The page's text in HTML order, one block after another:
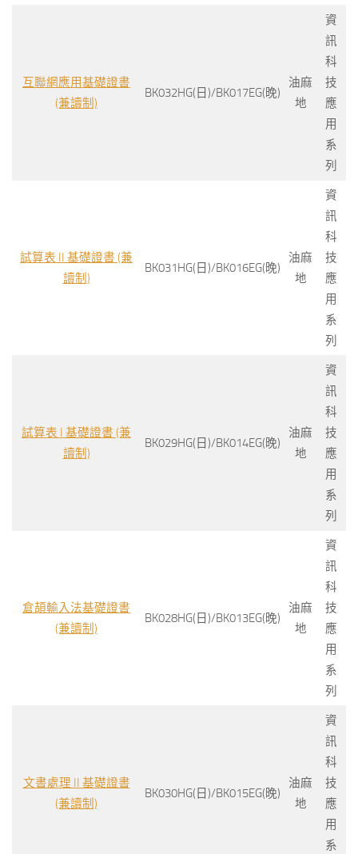
互聯網應用基礎證書
(兼讀制)
BK032HG(日)/BK017EG(晚)
油麻
地
資
訊
科
技
應
用
系
列
試算表 II 基礎證書 (兼
讀制)
BK031HG(日)/BK016EG(晚)
油麻
地
資
訊
科
技
應
用
系
列
試算表 I 基礎證書 (兼
讀制)
BK029HG(日)/BK014EG(晚)
油麻
地
資
訊
科
技
應
用
系
列
倉頡輸入法基礎證書
(兼讀制)
BK028HG(日)/BK013EG(晚)
油麻
地
資
訊
科
技
應
用
系
列
文書處理 II 基礎證書
(兼讀制)
BK030HG(日)/BK015EG(晚)
油麻
地
資
訊
科
技
應
用
系